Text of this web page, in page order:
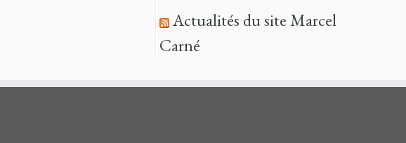
Actualités du site Marcel
Carné